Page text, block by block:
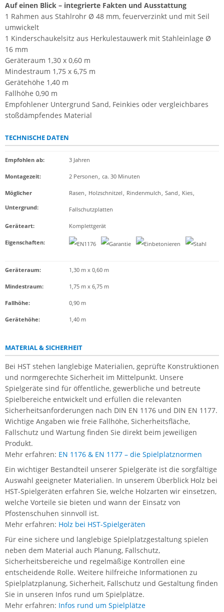
Auf einen Blick – integrierte Fakten und Ausstattung
1 Rahmen aus Stahlrohr Ø 48 mm, feuerverzinkt und mit Seil
umwickelt
1 Kinderschaukelsitz aus Herkulestauwerk mit Stahleinlage Ø
16 mm
Geräteraum 1,30 x 0,60 m
Mindestraum 1,75 x 6,75 m
Gerätehöhe 1,40 m
Fallhöhe 0,90 m
Empfohlener Untergrund Sand, Feinkies oder vergleichbares
stoßdämpfendes Material
TECHNISCHE DATEN
Empfohlen ab: 3 Jahren
Montagezeit: 2 Personen, ca. 30 Minuten
Möglicher
Untergrund:
Rasen, Holzschnitzel, Rindenmulch, Sand, Kies,
Fallschutzplatten
Geräteart: Komplettgerät
Eigenschaften:
Geräteraum: 1,30 m x 0,60 m
Mindestraum: 1,75 m x 6,75 m
Fallhöhe: 0,90 m
Gerätehöhe: 1,40 m
MATERIAL & SICHERHEIT
Bei HST stehen langlebige Materialien, geprüfte Konstruktionen
und normgerechte Sicherheit im Mittelpunkt. Unsere
Spielgeräte sind für öffentliche, gewerbliche und betreute
Spielbereiche entwickelt und erfüllen die relevanten
Sicherheitsanforderungen nach DIN EN 1176 und DIN EN 1177.
Wichtige Angaben wie freie Fallhöhe, Sicherheitsfläche,
Fallschutz und Wartung finden Sie direkt beim jeweiligen
Produkt.
Mehr erfahren: EN 1176 & EN 1177 – die Spielplatznormen
Ein wichtiger Bestandteil unserer Spielgeräte ist die sorgfältige
Auswahl geeigneter Materialien. In unserem Überblick Holz bei
HST-Spielgeräten erfahren Sie, welche Holzarten wir einsetzen,
welche Vorteile sie bieten und wann der Einsatz von
Pfostenschuhen sinnvoll ist.
Mehr erfahren: Holz bei HST-Spielgeräten
Für eine sichere und langlebige Spielplatzgestaltung spielen
neben dem Material auch Planung, Fallschutz,
Sicherheitsbereiche und regelmäßige Kontrollen eine
entscheidende Rolle. Weitere hilfreiche Informationen zu
Spielplatzplanung, Sicherheit, Fallschutz und Gestaltung finden
Sie in unseren Infos rund um Spielplätze.
Mehr erfahren: Infos rund um Spielplätze